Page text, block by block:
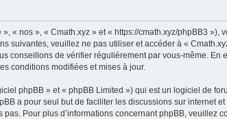
« nos », « Cmath.xyz » et « https://cmath.xyz/phpBB3
suivantes, veuillez ne pas utiliser et accéder à «
conseillons de vérifier régulièrement par vous-même.
conditions modifiées et mises à jour.
phpBB » et « phpBB Limited ») qui est un logiciel de
a pour seul but de faciliter les discussions sur internet
Pour plus d’informations concernant phpBB, veuillez